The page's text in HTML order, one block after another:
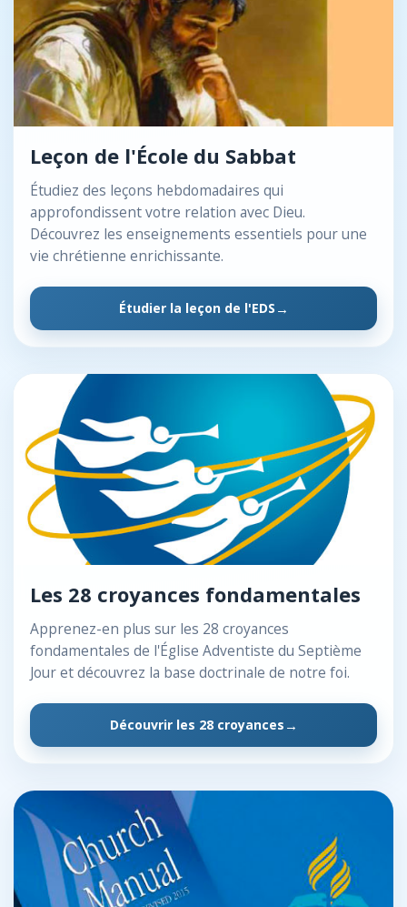
Leçon de l'École du Sabbat
Étudiez des leçons hebdomadaires qui
approfondissent votre relation avec Dieu.
Découvrez les enseignements essentiels pour une
vie chrétienne enrichissante.
Étudier la leçon de l'EDS
Les 28 croyances fondamentales
Apprenez-en plus sur les 28 croyances
fondamentales de l'Église Adventiste du Septième
Jour et découvrez la base doctrinale de notre foi.
Découvrir les 28 croyances